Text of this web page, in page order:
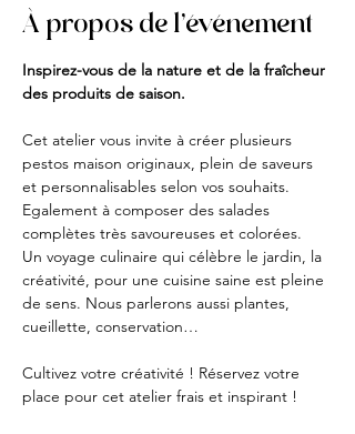
À propos de l'événement
Inspirez-vous de la nature et de la fraîcheur
des produits de saison.
Cet atelier vous invite à créer plusieurs
pestos maison originaux, plein de saveurs
et personnalisables selon vos souhaits.
Egalement à composer des salades
complètes très savoureuses et colorées.
Un voyage culinaire qui célèbre le jardin, la
créativité, pour une cuisine saine est pleine
de sens. Nous parlerons aussi plantes,
cueillette, conservation…
Cultivez votre créativité ! Réservez votre
place pour cet atelier frais et inspirant !